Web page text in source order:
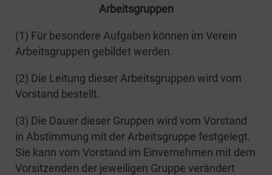
Arbeits­grup­pen
(1) Für beson­de­re Auf­ga­ben kön­nen im Ver­ein
Arbeits­grup­pen gebil­det werden.
(2) Die Lei­tung die­ser Arbeits­grup­pen wird vom
Vor­stand bestellt.
(3) Die Dau­er die­ser Grup­pen wird vom Vor­stand
in Abstim­mung mit der Arbeits­grup­pe fest­ge­legt.
Sie kann vom Vor­stand im Ein­ver­neh­men mit dem
Vor­sit­zen­den der jewei­li­gen Grup­pe ver­än­dert